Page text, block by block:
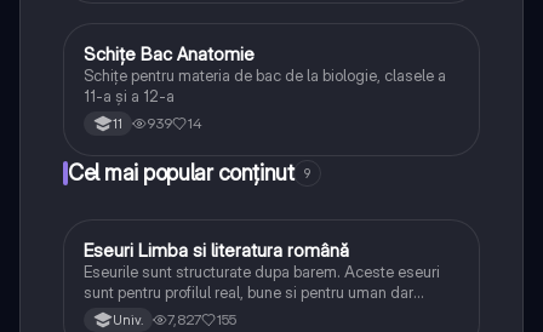
Biologie
Schițe Bac Anatomie
Schițe pentru materia de bac de la biologie, clasele a
11-a și a 12-a
11 939 14
Cel mai popular conținut 9
Limba și literatura română
Eseuri Limba si literatura română
Eseurile sunt structurate dupa barem. Aceste eseuri
sunt pentru profilul real, bune si pentru uman dar
lipsesc relatiile dintre personaje si caracrerizarile.
Univ. 7,827 155